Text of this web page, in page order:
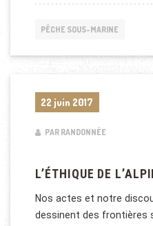
PÊCHE SOUS-MARINE
22 juin 2017
PAR RANDONNÉE
L’ÉTHIQUE DE
Nos actes et notre
dessinent des frontières